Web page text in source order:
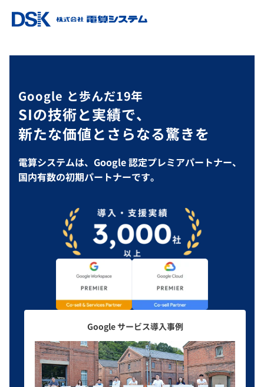
Google と歩んだ19年
SIの技術と実績で、
新たな価値とさらなる驚きを
電算システムは、Google 認定プレミアパートナー、
国内有数の初期パートナーです。
Google サービス導入事例